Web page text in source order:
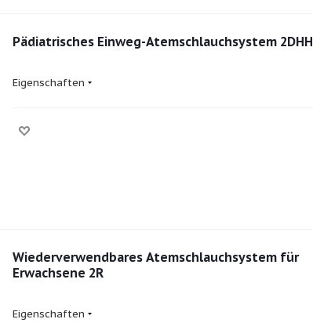
Pädiatrisches Einweg-Atemschlauchsystem 2DHH
Eigenschaften
Wiederverwendbares Atemschlauchsystem für
Erwachsene 2R
Eigenschaften